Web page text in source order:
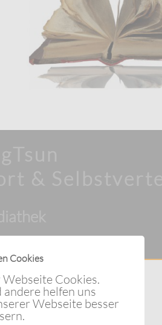
Cookies
Cookies.
helfen uns
Webseite besser
VG Traben-
2022